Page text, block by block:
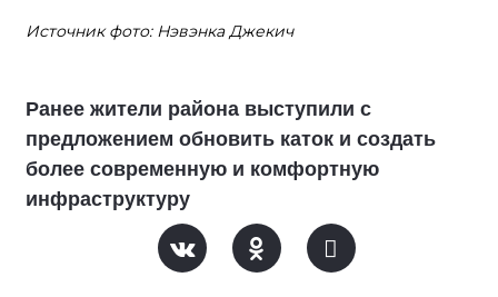
Источник фото: Нэвэнка Джекич
Ранее жители района выступили с
предложением обновить каток и создать
более современную и комфортную
инфраструктуру